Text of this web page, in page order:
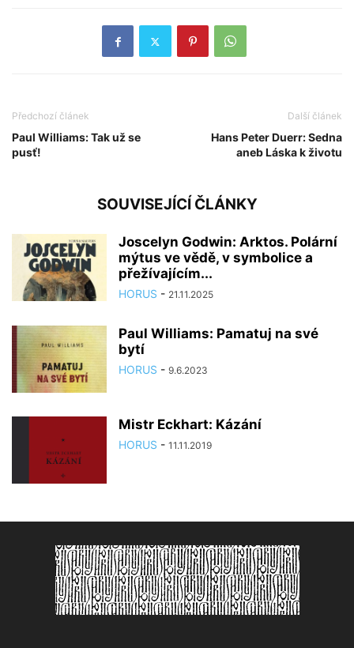
Předchozí článek
Paul Williams: Tak už se
pusť!
Další článek
Hans Peter Duerr: Sedna
aneb Láska k životu
SOUVISEJÍCÍ ČLÁNKY
Joscelyn Godwin: Arktos. Polární
mýtus ve vědě, v symbolice a
přežívajícím...
HORUS - 21.11.2025
Paul Williams: Pamatuj na své
bytí
HORUS - 9.6.2023
Mistr Eckhart: Kázání
HORUS - 11.11.2019